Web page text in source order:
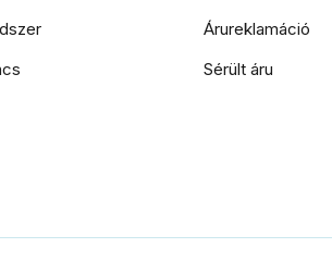
Árureklamáció
Sérült áru